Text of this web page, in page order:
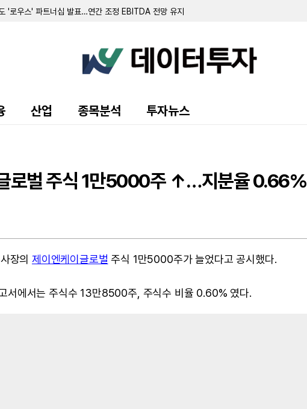
'로우스' 파트너십 발표…연간 조정 EBITDA 전망 유지
증가한 9억 9850만 달러…상반기 순이익은 63% 급증
한 31억 달러…패션 플랫폼 '디팝' 인수 완료
기 영업이익·순이익 흑자 전환…FDA 승인 성과 잇따라
자산 가치 주당 13.44달러 기록…외부 관리 구조 전환 완료
8430만 달러…'VAX-31' 임상 3상 데이터 연내 발표 예정
손상으로 4억 6480만 달러 순손실 적자 전환
소송 합의 법원 구두 승인…보험사 전액 부담
자 전환…광고 및 커넥티드 카 사업 순항
산업 종목분석 투자뉴스
로벌 주식 1만5000주 ↑…지분율 0.66%
장의 제이엔케이글로벌 주식 1만5000주가 늘었다고 공시했다.
서에서는 주식수 13만8500주, 주식수 비율 0.60% 였다.